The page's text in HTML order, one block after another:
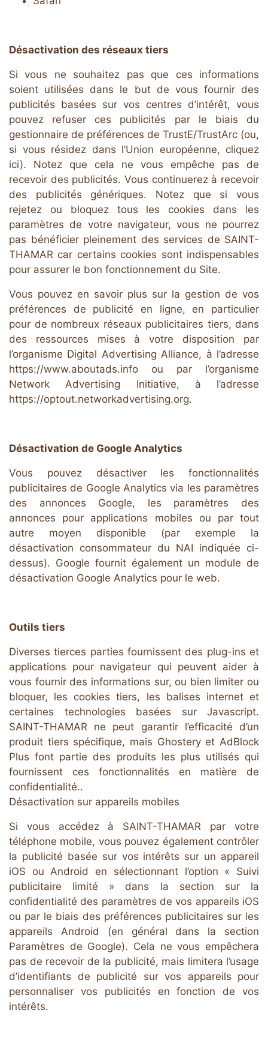
Désactivation des réseaux tiers
Si vous ne souhaitez pas que ces informations
soient utilisées dans le but de vous fournir des
publicités basées sur vos centres d’intérêt, vous
pouvez refuser ces publicités par le biais du
gestionnaire de préférences de TrustE/TrustArc (ou,
si vous résidez dans l’Union européenne, cliquez
ici). Notez que cela ne vous empêche pas de
recevoir des publicités. Vous continuerez à recevoir
des publicités génériques. Notez que si vous
rejetez ou bloquez tous les cookies dans les
paramètres de votre navigateur, vous ne pourrez
pas bénéficier pleinement des services de SAINT-
THAMAR car certains cookies sont indispensables
pour assurer le bon fonctionnement du Site.
Vous pouvez en savoir plus sur la gestion de vos
préférences de publicité en ligne, en particulier
pour de nombreux réseaux publicitaires tiers, dans
des ressources mises à votre disposition par
l’organisme Digital Advertising Alliance, à l’adresse
https://www.aboutads.info ou par l’organisme
Network Advertising Initiative, à l’adresse
https://optout.networkadvertising.org.
Désactivation de Google Analytics
Vous pouvez désactiver les fonctionnalités
publicitaires de Google Analytics via les paramètres
des annonces Google, les paramètres des
annonces pour applications mobiles ou par tout
autre moyen disponible (par exemple la
désactivation consommateur du NAI indiquée ci-
dessus). Google fournit également un module de
désactivation Google Analytics pour le web.
Outils tiers
Diverses tierces parties fournissent des plug-ins et
applications pour navigateur qui peuvent aider à
vous fournir des informations sur, ou bien limiter ou
bloquer, les cookies tiers, les balises internet et
certaines technologies basées sur Javascript.
SAINT-THAMAR ne peut garantir l’efficacité d’un
produit tiers spécifique, mais Ghostery et AdBlock
Plus font partie des produits les plus utilisés qui
fournissent ces fonctionnalités en matière de
confidentialité..
Désactivation sur appareils mobiles
Si vous accédez à SAINT-THAMAR par votre
téléphone mobile, vous pouvez également contrôler
la publicité basée sur vos intérêts sur un appareil
iOS ou Android en sélectionnant l’option « Suivi
publicitaire limité » dans la section sur la
confidentialité des paramètres de vos appareils iOS
ou par le biais des préférences publicitaires sur les
appareils Android (en général dans la section
Paramètres de Google). Cela ne vous empêchera
pas de recevoir de la publicité, mais limitera l’usage
d’identifiants de publicité sur vos appareils pour
personnaliser vos publicités en fonction de vos
intérêts.